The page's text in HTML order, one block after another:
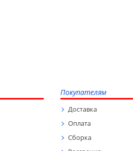
Покупателям
Доставка
Оплата
Сборка